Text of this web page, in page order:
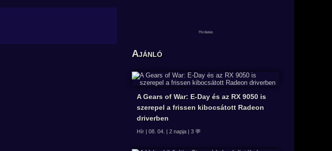
Ajánló
A Gears of War: E-Day és az RX 9050 is
szerepel a frissen kibocsátott Radeon
driverben
Hír | 08. 04. | 2 napja | 3 💬